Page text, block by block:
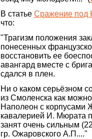
В статье Сражение под
что:
"Трагизм положения
понесенных
восстановить ее
авангард вместе с
сдался в плен.
Ни о каком серьёзном
из Смоленска как
Наполеон с корпусами
кавалерией И. Мюрата
занят очень сильным
гр. Ожаровского А.П...."